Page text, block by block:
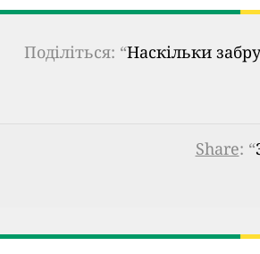
Поділіться: “Наскільки
Share: “